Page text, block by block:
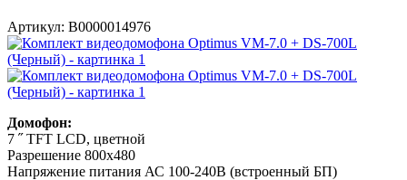
Артикул: В0000014976
Домофон:
7 ˝ TFT LCD, цветной
Разрешение 800х480
Напряжение питания АС 100-240В (встроенный БП)